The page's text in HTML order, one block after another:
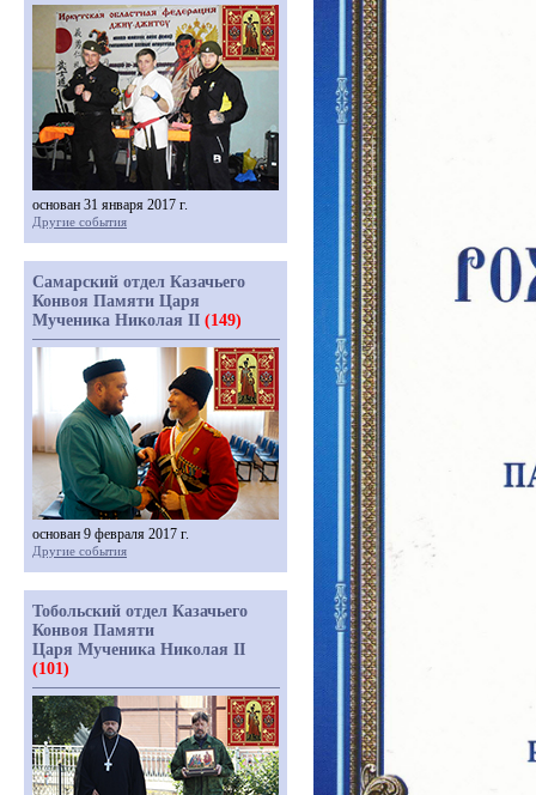
основан 31 января 2017 г.
Другие события
Самарский отдел Казачьего
Конвоя Памяти Царя
Мученика Николая II (149)
основан 9 февраля 2017 г.
Другие события
Тобольский отдел Казачьего
Конвоя Памяти
Царя Мученика Николая II
(101)